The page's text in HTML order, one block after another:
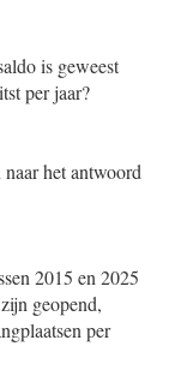
is geweest
per jaar?
het antwoord
2015 en 2025
geopend,
per